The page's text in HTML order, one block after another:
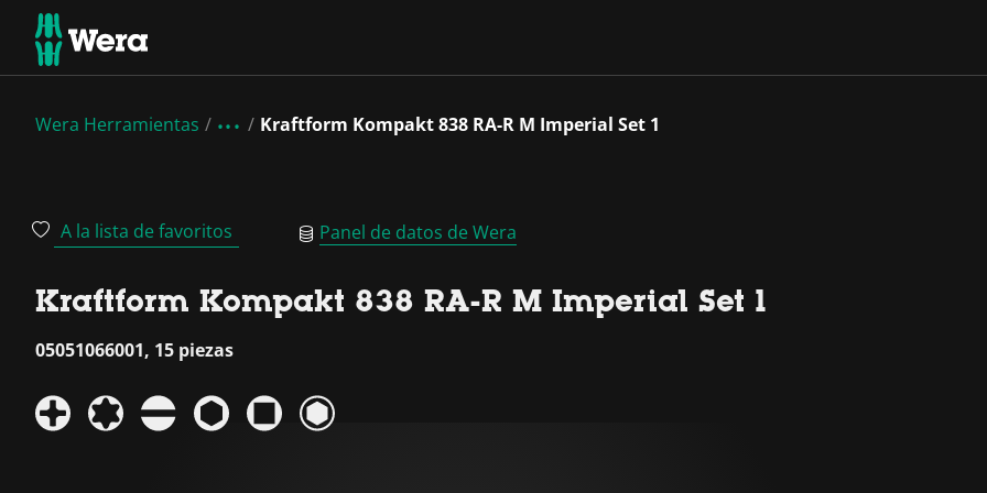
Wera Herramientas Kraftform Kompakt 838 RA-R M Imperial Set 1
A la lista de favoritos Panel de datos de Wera
Kraftform Kompakt 838 RA-R M Imperial Set 1
05051066001, 15 piezas